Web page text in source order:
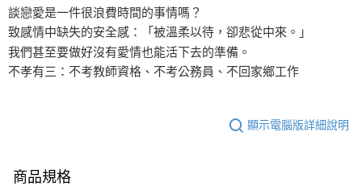
談戀愛是一件很浪費時間的事情嗎？
致感情中缺失的安全感：「被溫柔以待，卻悲從中來。」
我們甚至要做好沒有愛情也能活下去的準備。
不孝有三：不考教師資格、不考公務員、不回家鄉工作
顯示電腦版詳細說明
商品規格